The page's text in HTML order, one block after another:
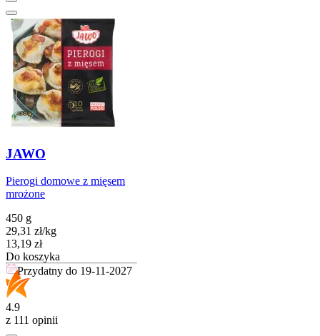
JAWO
Pierogi domowe z mięsem
mrożone
450 g
29,31 zł/kg
Cena
13,19 zł
Do koszyka
Przydatny do 19-11-2027
4.9
z 111 opinii